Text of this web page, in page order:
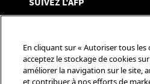
Nous contacter
Réseaux sociaux
En cliquant sur « Autoriser tous les
acceptez le stockage de cookies
améliorer la navigation sur le site,
et contribuer à nos efforts de